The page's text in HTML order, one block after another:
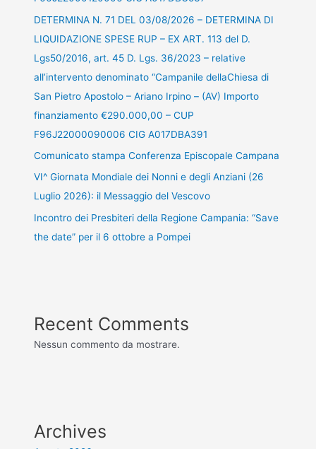
DETERMINA N. 71 DEL 03/08/2026 – DETERMINA DI
LIQUIDAZIONE SPESE RUP – EX ART. 113 del D.
Lgs50/2016, art. 45 D. Lgs. 36/2023 – relative
all’intervento denominato “Campanile dellaChiesa di
San Pietro Apostolo – Ariano Irpino – (AV) Importo
finanziamento €290.000,00 – CUP
F96J22000090006 CIG A017DBA391
Comunicato stampa Conferenza Episcopale Campana
VI^ Giornata Mondiale dei Nonni e degli Anziani (26
Luglio 2026): il Messaggio del Vescovo
Incontro dei Presbiteri della Regione Campania: “Save
the date” per il 6 ottobre a Pompei
Recent Comments
Nessun commento da mostrare.
Archives